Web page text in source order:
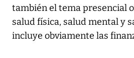
también el tema presencial
salud física, salud mental y
incluye obviamente las